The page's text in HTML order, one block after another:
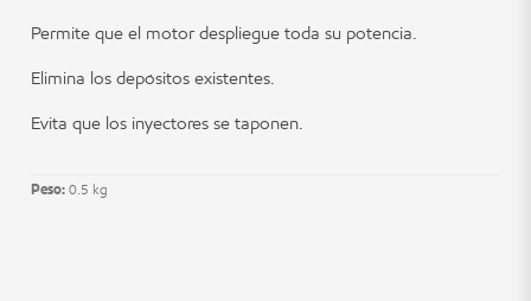
Permite que el motor despliegue toda su potencia.
Elimina los depósitos existentes.
Evita que los inyectores se taponen.
Peso: 0.5 kg